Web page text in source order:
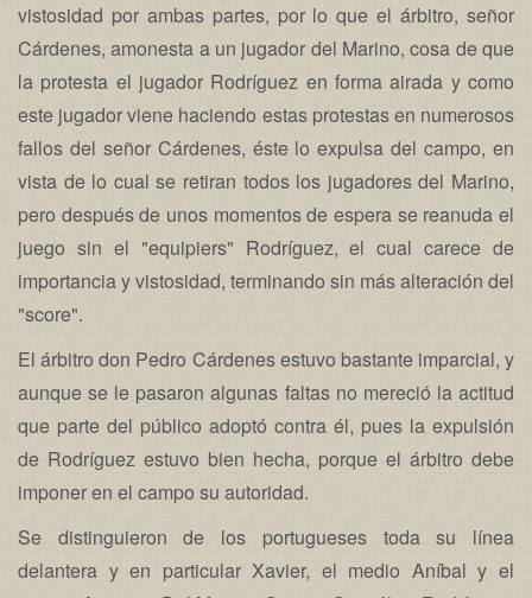
vistosidad por ambas partes, por lo que el árbitro, señor
Cárdenes, amonesta a un jugador del Marino, cosa de que
la protesta el jugador Rodríguez en forma airada y como
este jugador viene haciendo estas protestas en numerosos
fallos del señor Cárdenes, éste lo expulsa del campo, en
vista de lo cual se retiran todos los jugadores del Marino,
pero después de unos momentos de espera se reanuda el
juego sin el "equipiers" Rodríguez, el cual carece de
importancia y vistosidad, terminando sin más alteración del
"score".
El árbitro don Pedro Cárdenes estuvo bastante imparcial, y
aunque se le pasaron algunas faltas no mereció la actitud
que parte del público adoptó contra él, pues la expulsión
de Rodríguez estuvo bien hecha, porque el árbitro debe
imponer en el campo su autoridad.
Se distinguieron de los portugueses toda su línea
delantera y en particular Xavier, el medio Aníbal y el